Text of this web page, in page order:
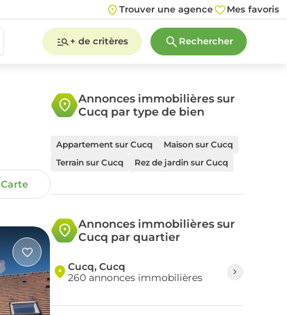
Trouver une agence Mes favoris
5+
3 4
+ de critères Rechercher
Carte
Annonces immobilières sur
Cucq par type de bien
Appartement sur Cucq
Maison sur Cucq
Terrain sur Cucq
Rez de jardin sur Cucq
Annonces immobilières sur
Cucq par quartier
Cucq, Cucq
260 annonces immobilières